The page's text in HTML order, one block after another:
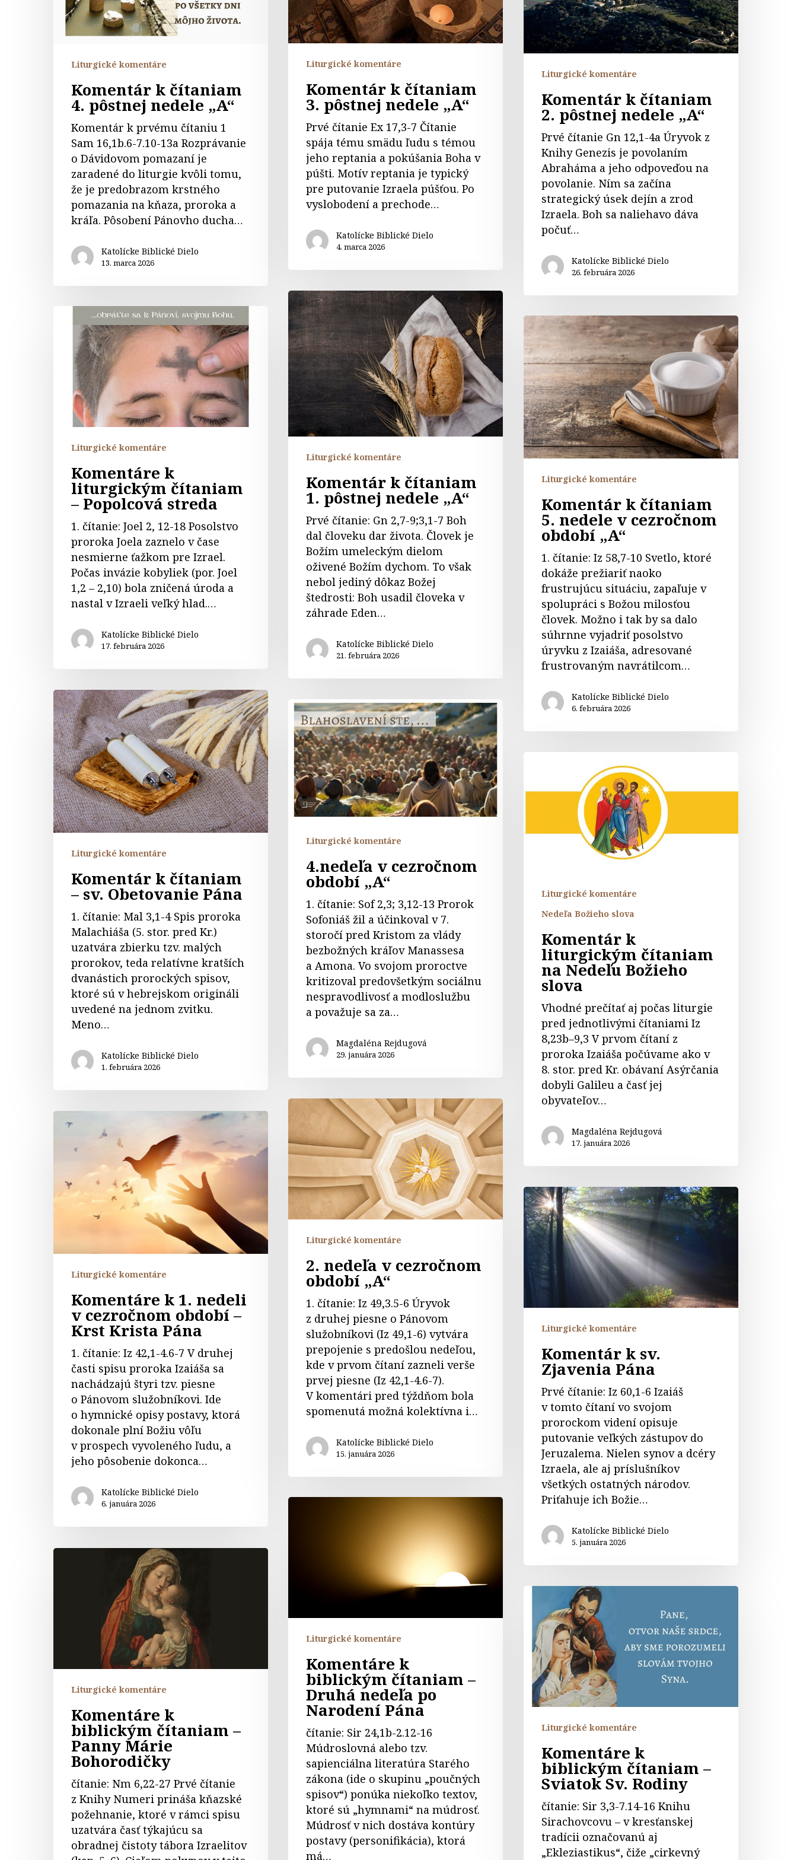
nedele
„A“
Liturgické komentáre
Komentár k čítaniam
4. pôstnej nedele „A“
Komentár k prvému čítaniu 1
Sam 16,1b.6-7.10-13a Rozprávanie
o Dávidovom pomazaní je
zaradené do liturgie kvôli tomu,
že je predobrazom krstného
pomazania na kňaza, proroka a
kráľa. Pôsobení Pánovho ducha…
Katolícke Biblické Dielo
13. marca 2026
nedele
„A“
Liturgické komentáre
Komentár k čítaniam
3. pôstnej nedele „A“
Prvé čítanie Ex 17,3-7 Čítanie
spája tému smädu ľudu s témou
jeho reptania a pokúšania Boha v
púšti. Motív reptania je typický
pre putovanie Izraela púšťou. Po
vyslobodení a prechode…
Katolícke Biblické Dielo
4. marca 2026
nedele
„A“
Liturgické komentáre
Komentár k čítaniam
2. pôstnej nedele „A“
Prvé čítanie Gn 12,1-4a Úryvok z
Knihy Genezis je povolaním
Abraháma a jeho odpoveďou na
povolanie. Ním sa začína
strategický úsek dejín a zrod
Izraela. Boh sa naliehavo dáva
počuť…
Katolícke Biblické Dielo
26. februára 2026
Komentár
k
čítaniam
1.
pôstnej
nedele
„A“
Liturgické komentáre
Komentár k čítaniam
1. pôstnej nedele „A“
Prvé čítanie: Gn 2,7-9;3,1-7 Boh
dal človeku dar života. Človek je
Božím umeleckým dielom
oživené Božím dychom. To však
nebol jediný dôkaz Božej
štedrosti: Boh usadil človeka v
záhrade Eden…
Katolícke Biblické Dielo
21. februára 2026
Komentáre
liturgickým
čítaniam
Popolcová
streda
Liturgické komentáre
Komentáre k
liturgickým čítaniam
– Popolcová streda
1. čítanie: Joel 2, 12-18 Posolstvo
proroka Joela zaznelo v čase
nesmierne ťažkom pre Izrael.
Počas invázie kobyliek (por. Joel
1,2 – 2,10) bola zničená úroda a
nastal v Izraeli veľký hlad.…
Katolícke Biblické Dielo
17. februára 2026
Komentár
k
čítaniam
5.
nedele
v
cezročnom
období
„A“
Liturgické komentáre
Komentár k čítaniam
5. nedele v cezročnom
období „A“
1. čítanie: Iz 58,7-10 Svetlo, ktoré
dokáže prežiariť naoko
frustrujúcu situáciu, zapaľuje v
spolupráci s Božou milosťou
človek. Možno i tak by sa dalo
súhrnne vyjadriť posolstvo
úryvku z Izaiáša, adresované
frustrovaným navrátilcom…
Katolícke Biblické Dielo
6. februára 2026
Komentár
k
čítaniam
–
sv.
Obetovanie
Pána
Liturgické komentáre
Komentár k čítaniam
– sv. Obetovanie Pána
1. čítanie: Mal 3,1-4 Spis proroka
Malachiáša (5. stor. pred Kr.)
uzatvára zbierku tzv. malých
prorokov, teda relatívne kratších
dvanástich prorockých spisov,
ktoré sú v hebrejskom origináli
uvedené na jednom zvitku.
Meno…
Katolícke Biblické Dielo
1. februára 2026
4.nedeľa
cezročnom
období
„A“
Liturgické komentáre
4.nedeľa v cezročnom
období „A“
1. čítanie: Sof 2,3; 3,12-13 Prorok
Sofoniáš žil a účinkoval v 7.
storočí pred Kristom za vlády
bezbožných kráľov Manassesa
a Amona. Vo svojom proroctve
kritizoval predovšetkým sociálnu
nespravodlivosť a modloslužbu
a považuje sa za…
Magdaléna Rejdugová
29. januára 2026
liturgickým
Nedeľu
Liturgické komentáre
Nedeľa Božieho slova
Komentár k
liturgickým čítaniam
na Nedeľu Božieho
slova
Vhodné prečítať aj počas liturgie
pred jednotlivými čítaniami Iz
8,23b–9,3 V prvom čítaní z
proroka Izaiáša počúvame ako v
8. stor. pred Kr. obávaní Asýrčania
dobyli Galileu a časť jej
obyvateľov…
Magdaléna Rejdugová
17. januára 2026
2.
v
cezročnom
„A“
Liturgické komentáre
2. nedeľa v cezročnom
období „A“
1. čítanie: Iz 49,3.5-6 Úryvok
z druhej piesne o Pánovom
služobníkovi (Iz 49,1-6) vytvára
prepojenie s predošlou nedeľou,
kde v prvom čítaní zazneli verše
prvej piesne (Iz 42,1-4.6-7).
V komentári pred týždňom bola
spomenutá možná kolektívna i…
Katolícke Biblické Dielo
15. januára 2026
Komentáre
cezročnom
Krista
PánaLiturgické komentáre
Komentáre k 1. nedeli
v cezročnom období –
Krst Krista Pána
1. čítanie: Iz 42,1-4.6-7 V druhej
časti spisu proroka Izaiáša sa
nachádzajú štyri tzv. piesne
o Pánovom služobníkovi. Ide
o hymnické opisy postavy, ktorá
dokonale plní Božiu vôľu
v prospech vyvoleného ľudu, a
jeho pôsobenie dokonca…
Katolícke Biblické Dielo
6. januára 2026
Komentár
k
sv.
Zjavenia
Pána
Liturgické komentáre
Komentár k sv.
Zjavenia Pána
Prvé čítanie: Iz 60,1-6 Izaiáš
v tomto čítaní vo svojom
prorockom videní opisuje
putovanie veľkých zástupov do
Jeruzalema. Nielen synov a dcéry
Izraela, ale aj príslušníkov
všetkých ostatných národov.
Priťahuje ich Božie…
Katolícke Biblické Dielo
5. januára 2026
Komentáre
PánaLiturgické komentáre
Komentáre k
biblickým čítaniam –
Druhá nedeľa po
Narodení Pána
čítanie: Sir 24,1b-2.12-16
Múdroslovná alebo tzv.
sapienciálna literatúra Starého
zákona (ide o skupinu „poučných
spisov“) ponúka niekoľko textov,
ktoré sú „hymnami“ na múdrosť.
Múdrosť v nich dostáva kontúry
postavy (personifikácia), ktorá
má…
Komentáre
Bohorodičky
Liturgické komentáre
Komentáre k
biblickým čítaniam –
Panny Márie
Bohorodičky
čítanie: Nm 6,22-27 Prvé čítanie
z Knihy Numeri prináša kňazské
požehnanie, ktoré v rámci spisu
uzatvára časť týkajúcu sa
obradnej čistoty tábora Izraelitov
Komentáre
biblickým
čítaniam
Sviatok
Sv.
Rodiny
Liturgické komentáre
Komentáre k
biblickým čítaniam –
Sviatok Sv. Rodiny
čítanie: Sir 3,3-7.14-16 Knihu
Sirachovcovu – v kresťanskej
tradícii označovanú aj
„Ekleziastikus“, čiže „cirkevný